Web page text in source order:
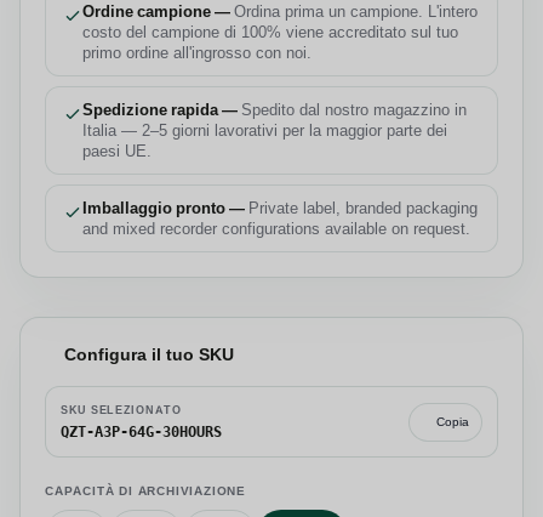
Ordine campione —Ordina prima un campione. L'intero
costo del campione di 100% viene accreditato sul tuo
primo ordine all'ingrosso con noi.
Spedizione rapida — Spedito dal nostro magazzino in
Italia — 2–5 giorni lavorativi per la maggior parte dei
paesi UE.
Imballaggio pronto — Private label, branded packaging
and mixed recorder configurations available on request.
Configura il tuo SKU
SKU SELEZIONATO
QZT-A3P-64G-30HOURS
Copia
CAPACITÀ DI ARCHIVIAZIONE